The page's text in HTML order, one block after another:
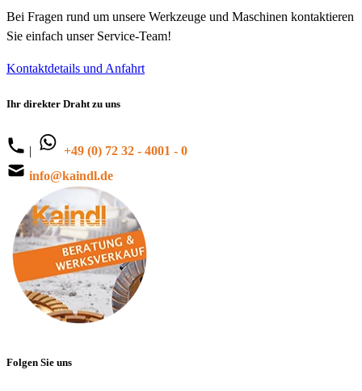
Bei Fragen rund um unsere Werkzeuge und Maschinen kontaktieren
Sie einfach unser Service-Team!
Kontaktdetails und Anfahrt
Ihr direkter Draht zu uns
|
+49 (0) 72 32 - 4001 - 0
info@kaindl.de
Folgen Sie uns